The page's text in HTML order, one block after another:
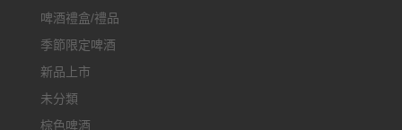
啤酒禮盒/禮品
季節限定啤酒
新品上市
未分類
棕色啤酒